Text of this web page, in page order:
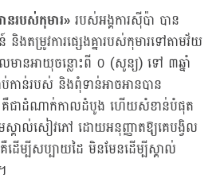
ានរបស់កុមារ»របស់អង្គការស៊ីប៉ា បាន
ងតម្រូវការផ្សេងគ្នារបស់កុមារទៅតាមវ័យ
មានអាយុចន្លោះពី ០ (សូន្យ) ទៅ ៣ឆ្នាំ
កាន់របស់ និងពុំទាន់អាចអានបាន
គឺជាដំណាក់កាលដំបូង ហើយសំខាន់បំផុត
ើមស្គាល់សៀវភៅ ដោយអនុញ្ញាតឱ្យគេបង្វិល
ើម្បីសប្បាយដៃ មិនមែនដើម្បីស្គាល់